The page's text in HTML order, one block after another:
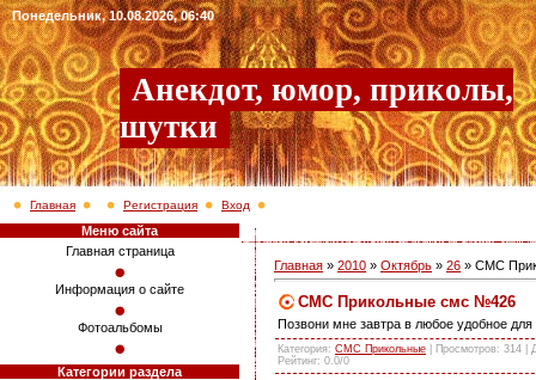
Понедельник, 10.08.2026, 06:40
Анекдот, юмор, приколы,
шутки
Главная Регистрация Вход
Меню сайта
Главная страница
Информация о сайте
Фотоальбомы
Категории раздела
Главная » 2010 » Октябрь » 26 » СМС
СМС Прикольные смс №426
Позвони мне завтра в любое удобное
Категория: СМС Прикольные Просмотров: 314 |
Рейтинг: 0.0/0